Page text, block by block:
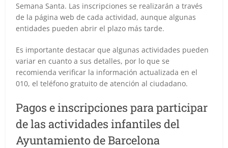
Semana Santa. Las inscripciones se realizarán a través
de la página web de cada actividad, aunque algunas
entidades pueden abrir el plazo más tarde.
Es importante destacar que algunas actividades pueden
variar en cuanto a sus detalles, por lo que se
recomienda verificar la información actualizada en el
010, el teléfono gratuito de atención al ciudadano.
Pagos e inscripciones para participar
de las actividades infantiles del
Ayuntamiento de Barcelona